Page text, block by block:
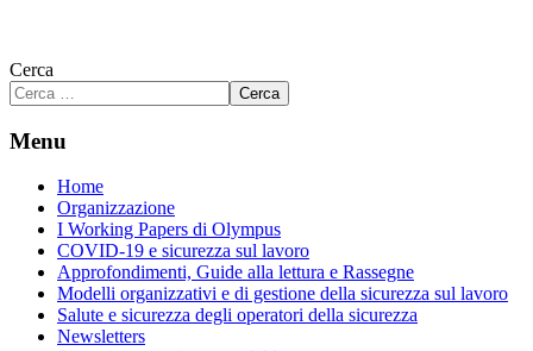
Cerca
Cerca
Menu
Home
Organizzazione
I Working Papers di Olympus
COVID-19 e sicurezza sul lavoro
Approfondimenti, Guide alla lettura e Rassegne
Modelli organizzativi e di gestione della sicurezza sul lavoro
Salute e sicurezza degli operatori della sicurezza
Newsletters